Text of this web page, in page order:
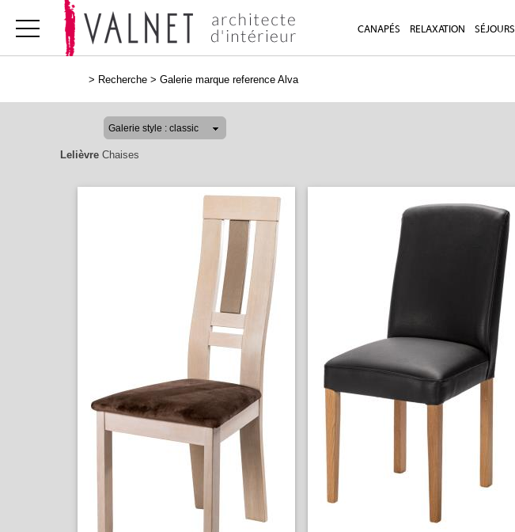
CANAPÉS RELAXATION SÉJOURS
> Recherche > Galerie marque reference Alva
Lelièvre Chaises